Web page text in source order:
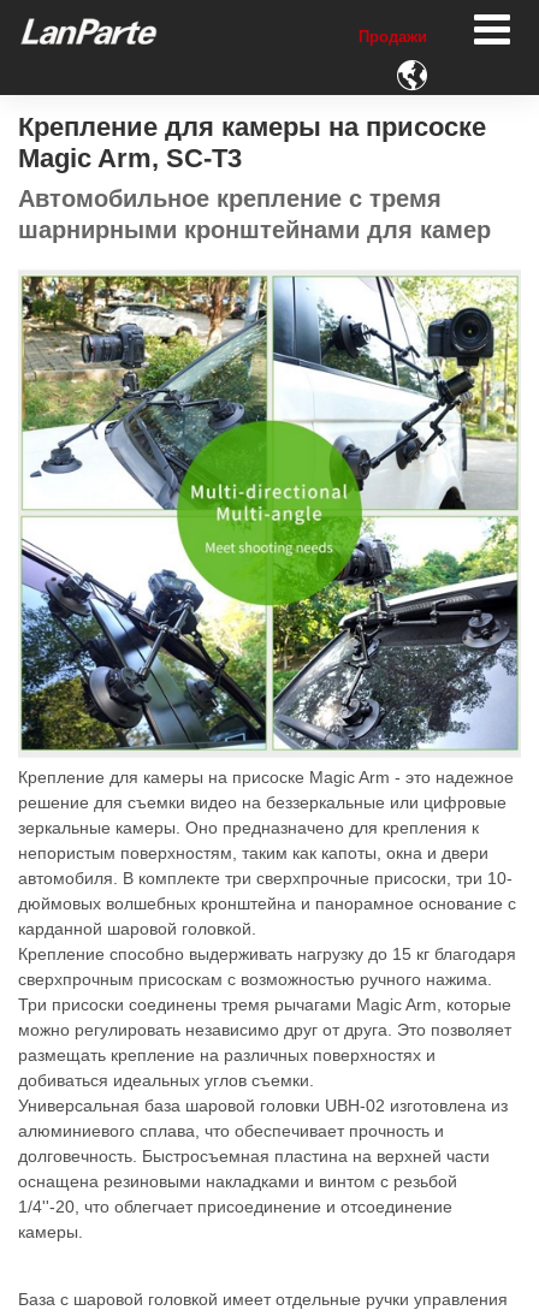
Продажи

Крепление для камеры на присоске
Magic Arm, SC-T3
Автомобильное крепление с тремя
шарнирными кронштейнами для камер
Крепление для камеры на присоске Magic Arm - это надежное
решение для съемки видео на беззеркальные или цифровые
зеркальные камеры. Оно предназначено для крепления к
непористым поверхностям, таким как капоты, окна и двери
автомобиля. В комплекте три сверхпрочные присоски, три 10-
дюймовых волшебных кронштейна и панорамное основание с
карданной шаровой головкой.
Крепление способно выдерживать нагрузку до 15 кг благодаря
сверхпрочным присоскам с возможностью ручного нажима.
Три присоски соединены тремя рычагами Magic Arm, которые
можно регулировать независимо друг от друга. Это позволяет
размещать крепление на различных поверхностях и
добиваться идеальных углов съемки.
Универсальная база шаровой головки UBH-02 изготовлена из
алюминиевого сплава, что обеспечивает прочность и
долговечность. Быстросъемная пластина на верхней части
оснащена резиновыми накладками и винтом с резьбой
1/4''-20, что облегчает присоединение и отсоединение
камеры.
База с шаровой головкой имеет отдельные ручки управления